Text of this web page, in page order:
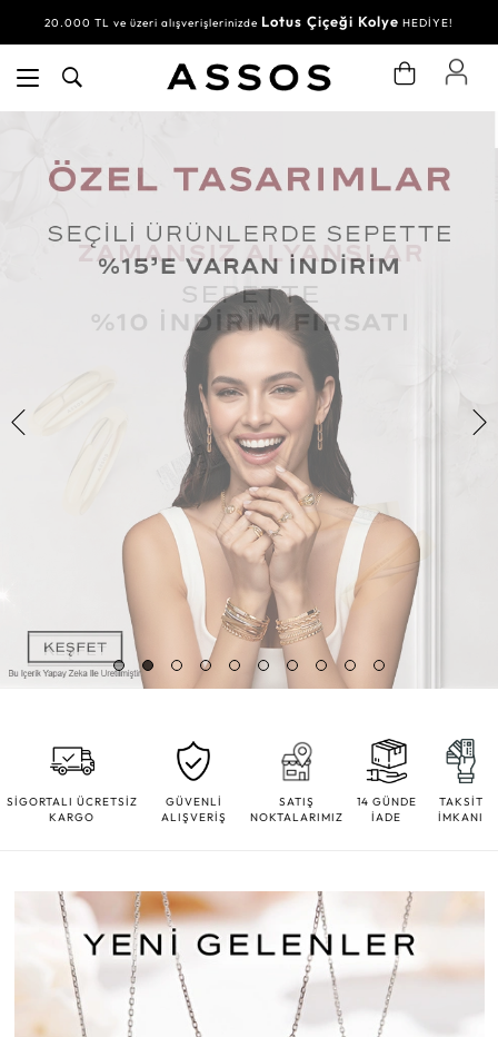
20.000 TL ve üzeri alışverişlerinizde Lotus Çiçeği Kolye HEDİYE!
SİGORTALI ÜCRETSİZ
KARGO
GÜVENLİ
ALIŞVERİŞ
SATIŞ
NOKTALARIMIZ
14 GÜNDE
İADE
TAKSİT
İMKANI